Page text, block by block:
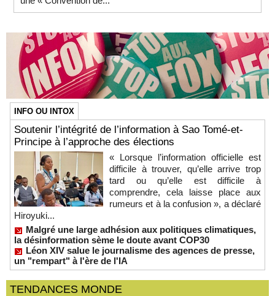
INFO OU INTOX
Soutenir l’intégrité de l’information à Sao Tomé-et-
Principe à l’approche des élections
« Lorsque l’information officielle est
difficile à trouver, qu’elle arrive trop
tard ou qu’elle est difficile à
comprendre, cela laisse place aux
rumeurs et à la confusion », a déclaré
Hiroyuki...
Malgré une large adhésion aux politiques climatiques,
la désinformation sème le doute avant COP30
Léon XIV salue le journalisme des agences de presse,
un "rempart" à l'ère de l'IA
TENDANCES MONDE